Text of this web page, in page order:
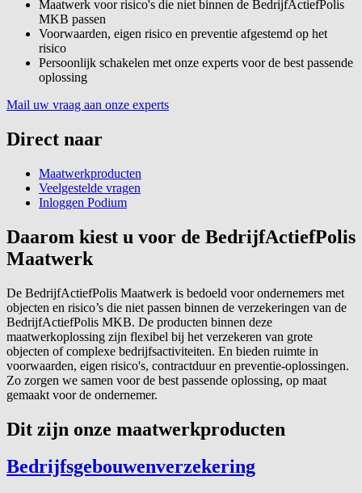
Maatwerk voor risico's die niet binnen de BedrijfActiefPolis
MKB passen
Voorwaarden, eigen risico en preventie afgestemd op het
risico
Persoonlijk schakelen met onze experts voor de best passende
oplossing
Mail uw vraag aan onze experts
Direct naar
Maatwerkproducten
Veelgestelde vragen
Inloggen Podium
Daarom kiest u voor de BedrijfActiefPolis
Maatwerk
De BedrijfActiefPolis Maatwerk is bedoeld voor ondernemers met
objecten en risico’s die niet passen binnen de verzekeringen van de
BedrijfActiefPolis MKB. De producten binnen deze
maatwerkoplossing zijn flexibel bij het verzekeren van grote
objecten of complexe bedrijfsactiviteiten. En bieden ruimte in
voorwaarden, eigen risico's, contractduur en preventie-oplossingen.
Zo zorgen we samen voor de best passende oplossing, op maat
gemaakt voor de ondernemer.
Dit zijn onze maatwerkproducten
Bedrijfsgebouwenverzekering